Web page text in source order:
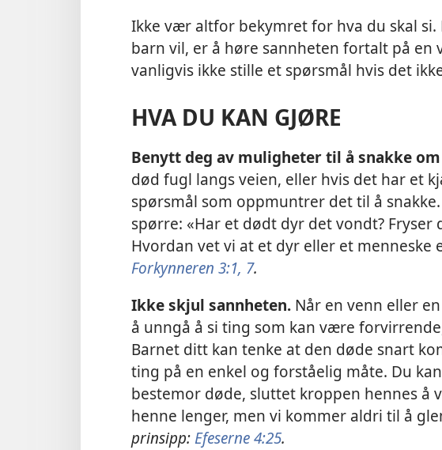
Ikke vær altfor bekymret for hva du skal si.
barn vil, er å høre sannheten fortalt på en
vanligvis ikke stille et spørsmål hvis det
HVA DU KAN GJØRE
Benytt deg av muligheter til å snakke
død fugl langs veien, eller hvis det har et
spørsmål som oppmuntrer det til å
spørre: «Har et dødt dyr det vondt? Fryser
Hvordan vet vi at et dyr eller et menneske
Forkynneren 3:1, 7.
Ikke skjul sannheten. Når en venn eller
å unngå å si ting som kan være
Barnet ditt kan tenke at den døde snart
ting på en enkel og forståelig måte. Du
bestemor døde, sluttet kroppen hennes å
henne lenger, men vi kommer aldri til å
prinsipp: Efeserne 4:25.